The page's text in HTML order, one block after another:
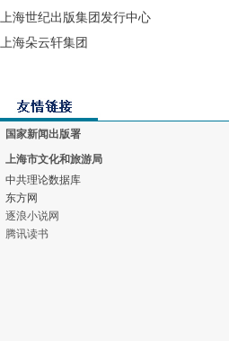
上海世纪出版集团发行中心
上海朵云轩集团
国家新闻出版署
上海市文化和旅游局
中共理论数据库
东方网
逐浪小说网
腾讯读书